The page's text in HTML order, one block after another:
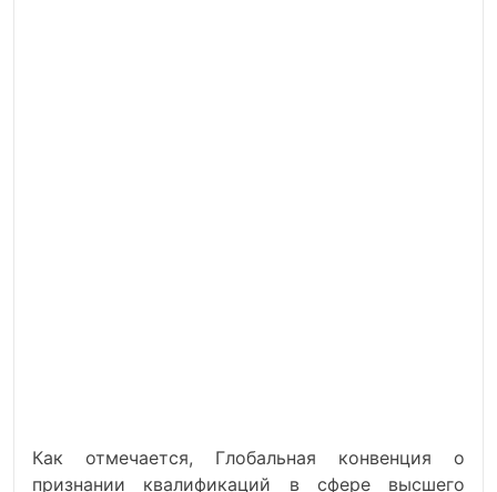
Как отмечается, Глобальная конвенция о
признании квалификаций в сфере высшего